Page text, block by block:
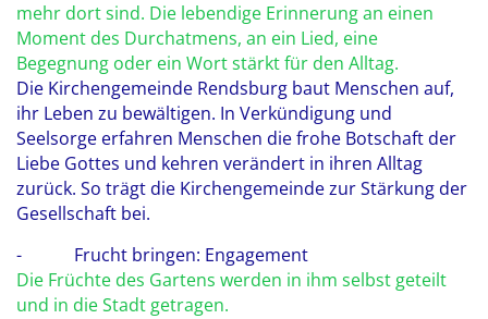
mehr dort sind. Die lebendige Erinnerung an einen
Moment des Durchatmens, an ein Lied, eine
Begegnung oder ein Wort stärkt für den Alltag.
Die Kirchengemeinde Rendsburg baut Menschen auf,
ihr Leben zu bewältigen. In Verkündigung und
Seelsorge erfahren Menschen die frohe Botschaft der
Liebe Gottes und kehren verändert in ihren Alltag
zurück. So trägt die Kirchengemeinde zur Stärkung der
Gesellschaft bei.
- Frucht bringen: Engagement
Die Früchte des Gartens werden in ihm selbst geteilt
und in die Stadt getragen.